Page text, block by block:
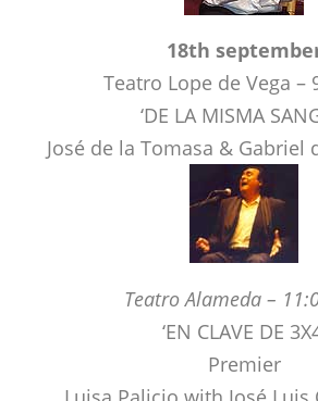
‘DE LA MISMA
José de la Tomasa & Gabriel
Teatro Alameda –
‘EN CLAVE DE 3X4’
Premier
Luisa Palicio with José Luis
19th september
Teatro Maestranza –